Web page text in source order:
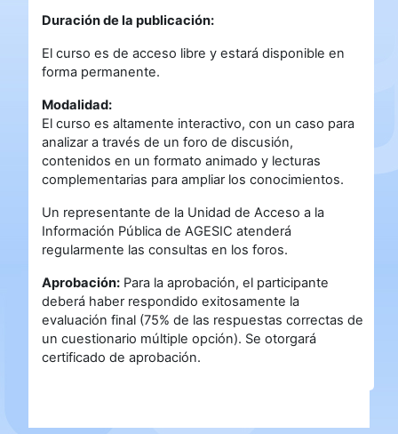
Duración de la publicación:
El curso es de acceso libre y estará disponible en
forma permanente.
Modalidad:
El curso es altamente interactivo, con un caso para
analizar a través de un foro de discusión,
contenidos en un formato animado y lecturas
complementarias para ampliar los conocimientos.
Un representante de la Unidad de Acceso a la
Información Pública de AGESIC atenderá
regularmente las consultas en los foros.
Aprobación: Para la aprobación, el participante
deberá haber respondido exitosamente la
evaluación final (75% de las respuestas correctas de
un cuestionario múltiple opción). Se otorgará
certificado de aprobación.